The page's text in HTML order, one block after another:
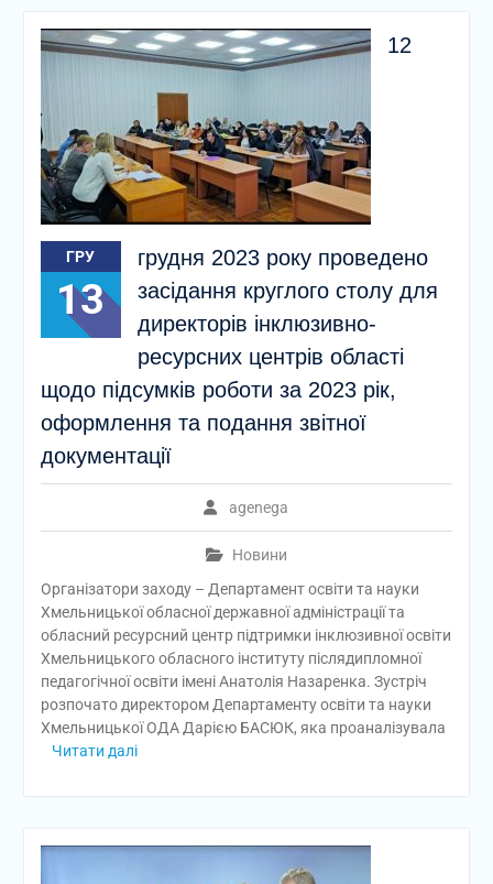
ГРУ
13
12
грудня 2023 року проведено
засідання круглого столу для
директорів інклюзивно-
ресурсних центрів області
щодо підсумків роботи за 2023 рік,
оформлення та подання звітної
документації
agenega
Новини
Організатори заходу – Департамент освіти та науки
Хмельницької обласної державної адміністрації та
обласний ресурсний центр підтримки інклюзивної освіти
Хмельницького обласного інституту післядипломної
педагогічної освіти імені Анатолія Назаренка. Зустріч
розпочато директором Департаменту освіти та науки
Хмельницької ОДА Дарією БАСЮК, яка проаналізувала
Читати далі